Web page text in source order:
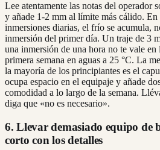
Lee atentamente las notas del operador
y añade 1-2 mm al límite más cálido. En
inmersiones diarias, el frío se acumula,
inmersión del primer día. Un traje de 3
una inmersión de una hora no te vale
primera semana en aguas a 25 °C. La
la mayoría de los principiantes es el
ocupa espacio en el equipaje y añade
comodidad a lo largo de la semana.
diga que «no es necesario».
6. Llevar demasiado equipo de
corto con los detalles